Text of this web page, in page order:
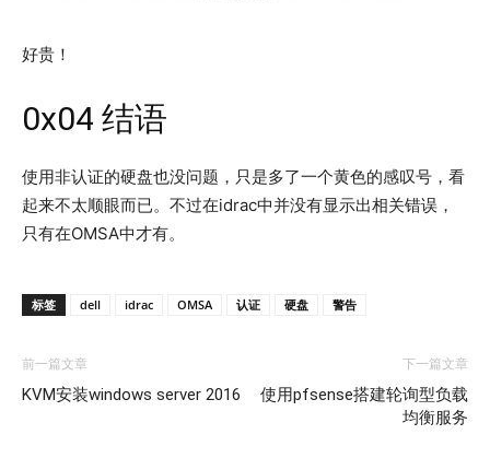
好贵！
0x04 结语
使用非认证的硬盘也没问题，只是多了一个黄色的感叹号，看
起来不太顺眼而已。不过在idrac中并没有显示出相关错误，
只有在OMSA中才有。
标签 dell idrac OMSA 认证 硬盘 警告
前一篇文章
KVM安装windows server 2016
下一篇文章
使用pfsense搭建轮询型负载
均衡服务